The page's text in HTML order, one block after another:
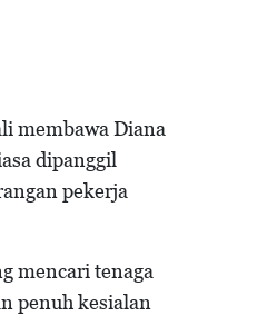
membawa Diana
dipanggil
pekerja
mencari tenaga
penuh kesialan